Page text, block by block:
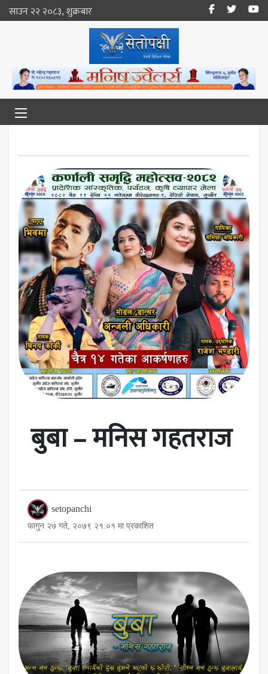
साउन २२ २०८३, शुक्रबार
बुबा – मनिस गहतराज
setopanchi
फागुन २७ गते, २०७९ २१:०१ मा प्रकाशित